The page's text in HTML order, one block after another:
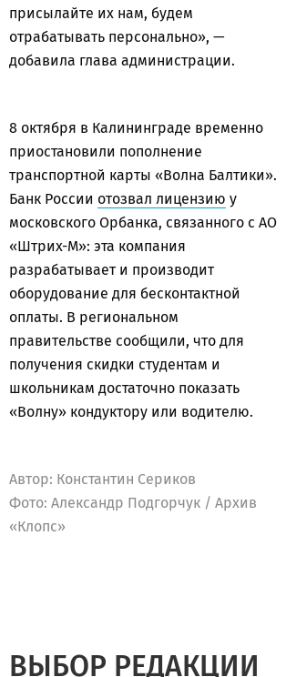
присылайте их нам, будем
отрабатывать персонально», —
добавила глава администрации.
8 октября в Калининграде временно
приостановили пополнение
транспортной карты «Волна Балтики».
Банк России отозвал лицензию у
московского Орбанка, связанного с АО
«Штрих-М»: эта компания
разрабатывает и производит
оборудование для бесконтактной
оплаты. В региональном
правительстве сообщили, что для
получения скидки студентам и
школьникам достаточно показать
«Волну» кондуктору или водителю.
Автор: Константин Сериков
Фото: Александр Подгорчук / Архив
«Клопс»
ВЫБОР РЕДАКЦИИ